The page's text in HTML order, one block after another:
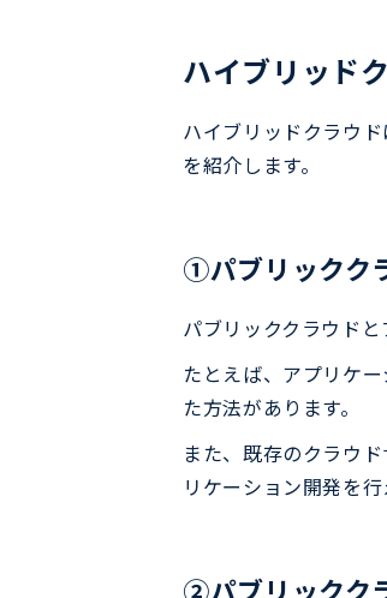
ハイブリッド
ハイブリッドクラウ
を紹介します。
①パブリックク
パブリッククラウド
たとえば、アプリケ
た方法があります。
また、既存のクラウ
リケーション開発を行
②パブリックク